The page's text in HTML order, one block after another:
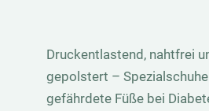
Druckentlastend, nahtfrei
gepolstert –
gefährdete Füße bei